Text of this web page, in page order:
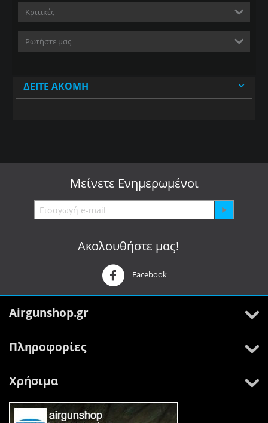
Κριτικές
Ρωτήστε μας
ΔΕΊΤΕ ΑΚΌΜΗ
Μείνετε Ενημερωμένοι
Ακολουθήστε μας!
Facebook
Airgunshop.gr
Πληροφορίες
Χρήσιμα